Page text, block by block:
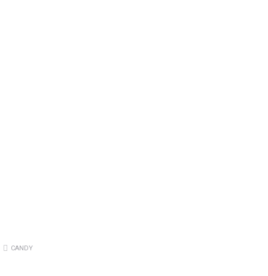
Estás aquí:
CANDY